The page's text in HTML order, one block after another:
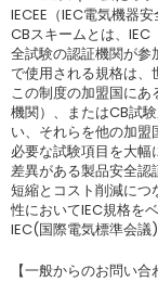
IECEE（IEC電気機器
CBスキームとは、
全試験の認証機関が参
で使用される規格は、
この制度の加盟国に
機関）、またはCB試
い、それらを他の加
必要な試験項目を大幅
差異がある製品安全
短縮とコスト削減に
性においてIEC規格を
IEC(国際電気標準会議
【一般からのお問い合